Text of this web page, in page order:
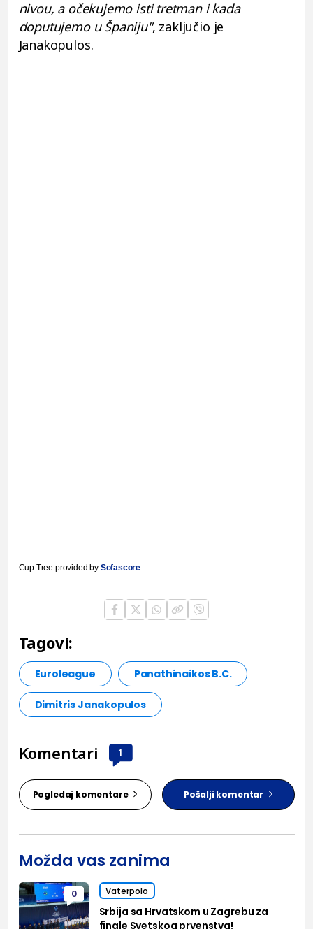
nivou, a očekujemo isti tretman i kada
doputujemo u Španiju", zaključio je
Janakopulos.
Cup Tree provided by Sofascore
Tagovi:
Euroleague Panathinaikos B.C.
Dimitris Janakopulos
Komentari 1
Pogledaj komentare Pošalji komentar
Možda vas zanima
0 Vaterpolo
Srbija sa Hrvatskom u Zagrebu za
finale Svetskog prvenstva!